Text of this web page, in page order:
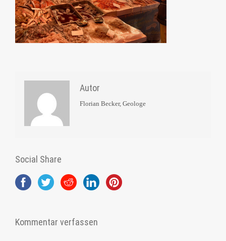
Autor
Florian Becker, Geologe
Social Share
Kommentar verfassen